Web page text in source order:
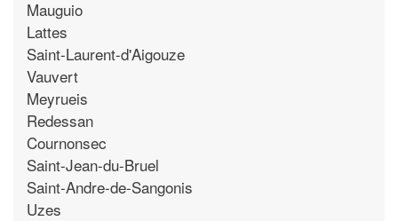
Mauguio
Lattes
Saint-Laurent-d'Aigouze
Vauvert
Meyrueis
Redessan
Cournonsec
Saint-Jean-du-Bruel
Saint-Andre-de-Sangonis
Uzes